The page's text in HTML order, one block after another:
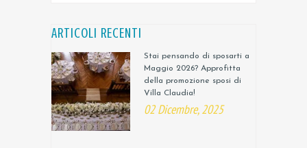
ARTICOLI RECENTI
Stai pensando di sposarti a
Maggio 2026? Approfitta
della promozione sposi di
Villa Claudia!
02 Dicembre, 2025